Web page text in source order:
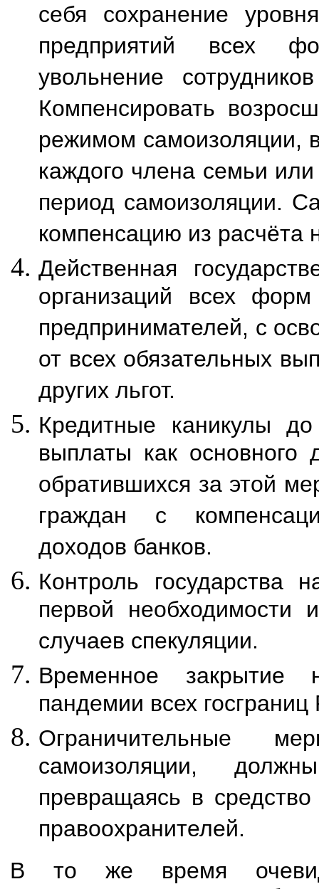
себя сохранение
предприятий всех
увольнение
Компенсировать
режимом самоизоляции,
каждого члена семьи
период самоизоляции.
компенсацию из расчёта
Действенная
организаций всех форм
предпринимателей, с
от всех обязательных
других льгот.
Кредитные каникулы
выплаты как основного
обратившихся за этой
граждан с
доходов банков.
Контроль государства
первой необходимости
случаев спекуляции.
Временное закрытие
пандемии всех
Ограничительные
самоизоляции,
превращаясь в
правоохранителей.
В то же время